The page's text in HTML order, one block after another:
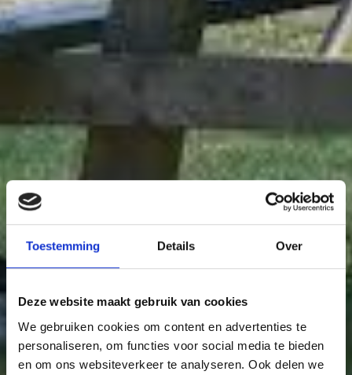
Toestemming Details Over
Deze website maakt gebruik van cookies
We gebruiken cookies om content en advertenties te
personaliseren, om functies voor social media te bieden
en om ons websiteverkeer te analyseren. Ook delen we